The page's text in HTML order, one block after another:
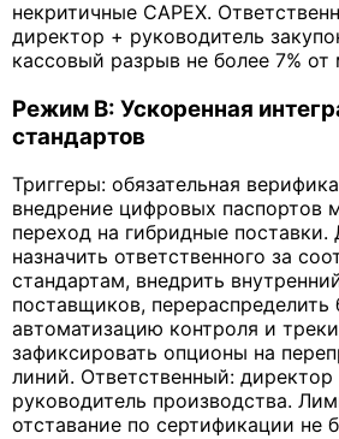
некритичные CAPEX.
директор + руководитель
кассовый разрыв не более 7% от
Режим В: Ускоренная
стандартов
Триггеры: обязательная
внедрение цифровых паспортов
переход на гибридные поставки.
назначить ответственного за
стандартам, внедрить
поставщиков,
автоматизацию контроля и
зафиксировать опционы на
линий. Ответственный: директор
руководитель производства.
отставание по сертификации не